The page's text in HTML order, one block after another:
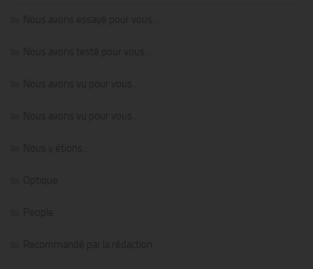
Nous avons essayé pour vous…
Nous avons testé pour vous…
Nous avons vu pour vous…
Nous avons vu pour vous…
Nous y étions…
Optique
People
Recommandé par la rédaction